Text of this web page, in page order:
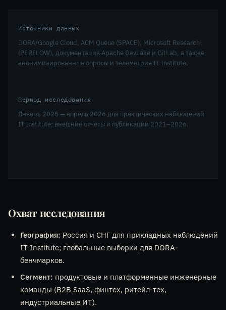
Источники данных
DORA/Google Cloud, ACM Queue (SPACE), Microsoft Research
(PERFLOW), документация Apache DevLake и GitLab, а также
анонимизированные опросы и телеметрия IT Institute.
Период исследования
Январь 2025 — апрель 2026 для практических наблюдений
IT Institute; внешние отчёты и публикации 2021–2026.
Охват исследования
География: Россия и СНГ для прикладных наблюдений
IT Institute; глобальные выборки для DORA-
бенчмарков.
Сегмент: продуктовые и платформенные инженерные
команды (B2B SaaS, финтех, ритейл-тех,
индустриальные ИТ).